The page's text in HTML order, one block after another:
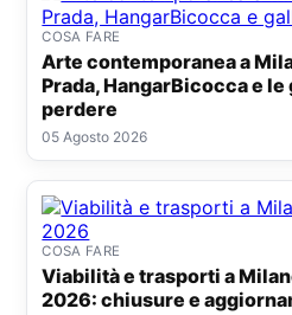
COSA FARE
Arte contemporanea a Milano: Fondazione
Prada, HangarBicocca e
perdere
05 Agosto 2026
COSA FARE
Viabilità e trasporti a Milano oggi, 5 agosto
2026: chiusure e